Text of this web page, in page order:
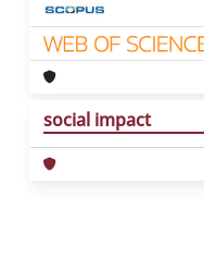
social impact